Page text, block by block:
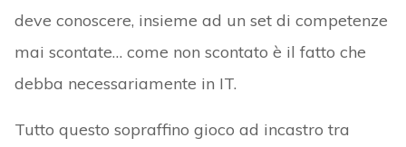
deve conoscere, insieme ad un set di competenze
mai scontate… come non scontato è il fatto che
debba necessariamente in IT.
Tutto questo sopraffino gioco ad incastro tra